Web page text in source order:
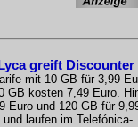
greift Discounter
mit 10 GB für 3,99
GB kosten 7,49 Euro.
Euro und 120 GB für
laufen im Telefónica-